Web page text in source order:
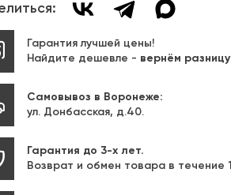
Гарантия лучшей цены!
Найдите дешевле - вернём
Самовывоз в Воронеже:
ул. Донбасская, д.40.
Гарантия до 3-х лет.
Возврат и обмен товара в течение